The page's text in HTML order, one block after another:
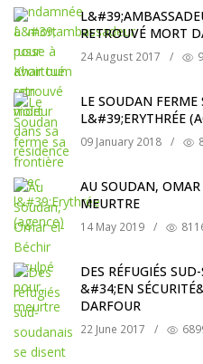
RETROUVÉ MORT
24 August 2017 /
LE SOUDAN FERME
L&#39;ERYTHRÉE
09 January 2018 /
AU SOUDAN,
MEURTRE
14 May 2019 /
DES RÉFUGIÉS
&#34;EN
DARFOUR
22 June 2017 /